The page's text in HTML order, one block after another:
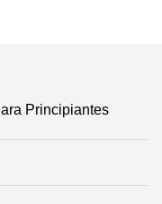
Principiantes